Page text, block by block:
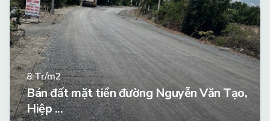
8Tr/m2
Bán đất mặt tiền đường Nguyễn Văn Tạo,
Hiệp ...